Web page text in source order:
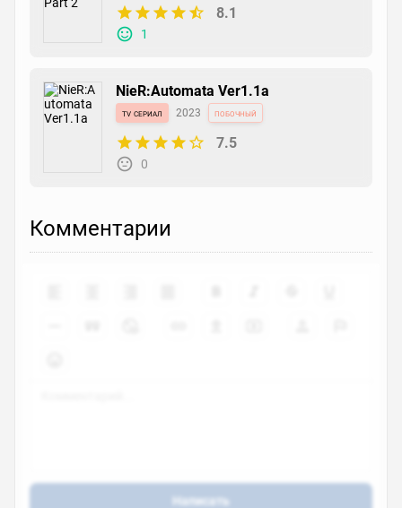
8.1
1
NieR:Automata Ver1.1a
tv сериал 2023 побочный
7.5
0
Комментарии
Написать